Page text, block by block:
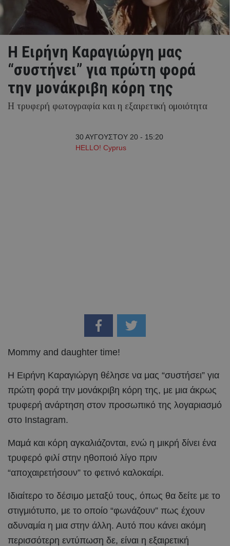
H Ειρήνη Καραγιώργη μας
“συστήνει” για πρώτη φορά
την μονάκριβη κόρη της
Η τρυφερή φωτογραφία και η εξαιρετική ομοιότητα
30 ΑΥΓΟΥΣΤΟΥ 20 - 15:20
HELLO! Cyprus
Mommy and daughter time!
Η Ειρήνη Καραγιώργη θέλησε να μας “συστήσει” για
πρώτη φορά την μονάκριβη κόρη της, με μια άκρως
τρυφερή ανάρτηση στον προσωπικό της λογαριασμό
στο Instagram.
Μαμά και κόρη αγκαλιάζονται, ενώ η μικρή δίνει ένα
τρυφερό φιλί στην ηθοποιό λίγο πριν
“αποχαιρετήσουν” το φετινό καλοκαίρι.
Ιδιαίτερο το δέσιμο μεταξύ τους, όπως θα δείτε με το
στιγμιότυπο, με το οποίο “φωνάζουν” πως έχουν
αδυναμία η μια στην άλλη. Αυτό που κάνει ακόμη
περισσότερη εντύπωση δε, είναι η εξαιρετική